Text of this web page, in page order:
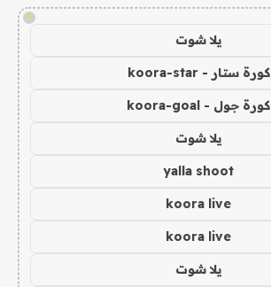
!
يلا شوت
كورة ستار - koora-star
كورة جول - koora-goal
يلا شوت
yalla shoot
koora live
koora live
يلا شوت